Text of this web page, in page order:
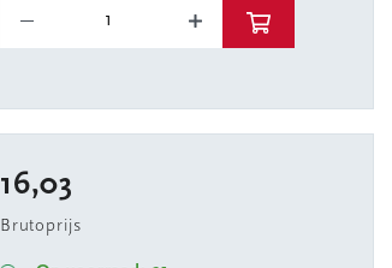
16,03
Brutoprijs